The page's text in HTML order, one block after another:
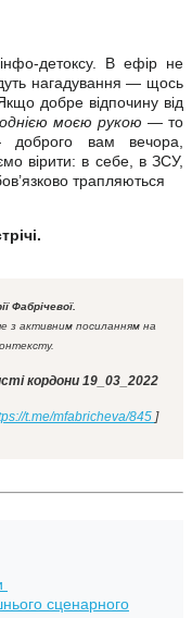
детоксу. В ефір не
нагадування — щось
добре відпочину від
моєю рукою — то
вам вечора,
вірити: в себе, в ЗСУ,
трапляються
Фабрічевої.
з активним посиланням на
кордони 19_03_2022
t.me/mfabricheva/845]
сценарного